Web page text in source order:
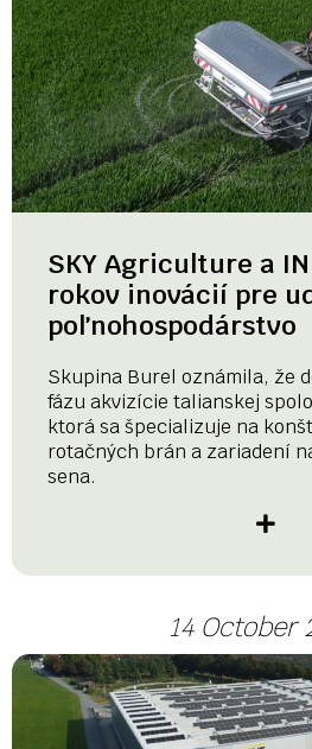
SKY Agriculture a
rokov inovácií pre
poľnohospodárstvo
Skupina Burel oznámila, že
fázu akvizície talianskej
ktorá sa špecializuje na
rotačných brán a zariadení
sena.
14 October